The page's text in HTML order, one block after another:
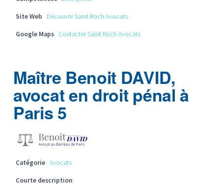
Site Web Découvrir Saint Roch Avocats
Google Maps Contacter Saint Roch Avocats
Maître Benoit DAVID,
avocat en droit pénal à
Paris 5
Catégorie Avocats
Courte description